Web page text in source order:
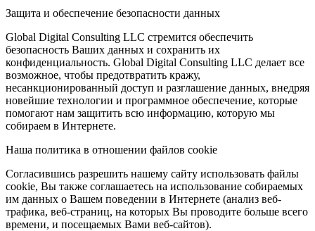
Защита и обеспечение безопасности данных
Global Digital Consulting LLC стремится обеспечить
безопасность Ваших данных и сохранить их
конфиденциальность. Global Digital Consulting LLC делает все
возможное, чтобы предотвратить кражу,
несанкционированный доступ и разглашение данных, внедряя
новейшие технологии и программное обеспечение, которые
помогают нам защитить всю информацию, которую мы
собираем в Интернете.
Наша политика в отношении файлов cookie
Согласившись разрешить нашему сайту использовать файлы
cookie, Вы также соглашаетесь на использование собираемых
им данных о Вашем поведении в Интернете (анализ веб-
трафика, веб-страниц, на которых Вы проводите больше всего
времени, и посещаемых Вами веб-сайтов).